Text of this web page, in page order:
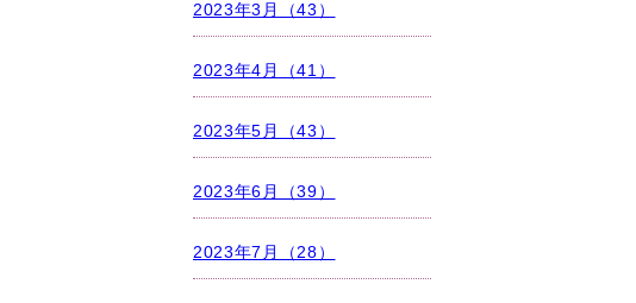
2023年3月（43）
2023年4月（41）
2023年5月（43）
2023年6月（39）
2023年7月（28）